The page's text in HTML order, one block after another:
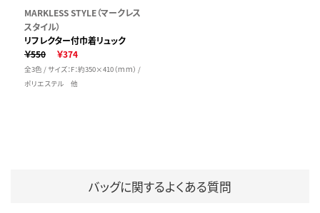
MARKLESS STYLE（マークレス
スタイル）
リフレクター付巾着リュック
￥550
￥374
全3色 / サイズ：F：約350×410（ｍｍ） /
ポリエステル 他
バッグに関するよくある質問